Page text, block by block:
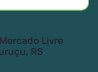
Livre
RS